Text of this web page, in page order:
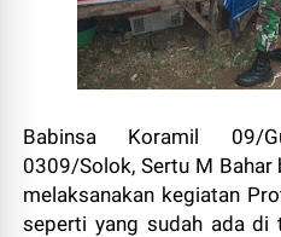
Babinsa Koramil 09/
0309/Solok, Sertu M
melaksanakan kegiatan
seperti yang sudah ada di